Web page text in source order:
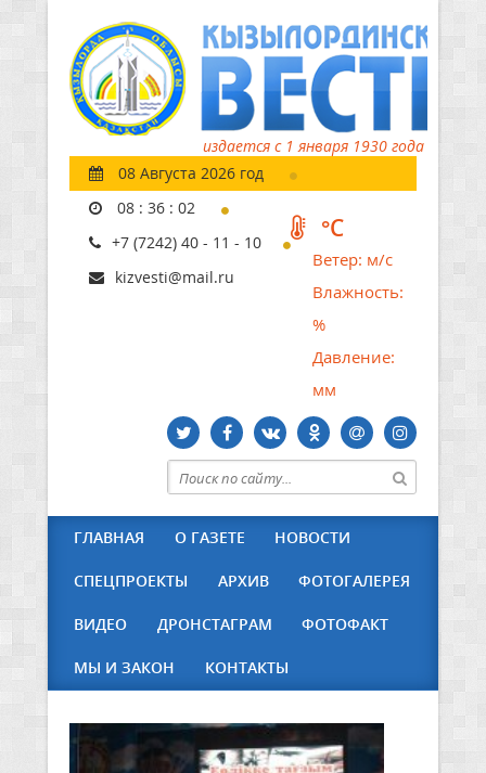
издается с 1 января 1930 года
08 Августа 2026 год
08 : 36 : 04
+7 (7242) 40 - 11 - 10
kizvesti@mail.ru
°C
Ветер: м/с
Влажность:
%
Давление:
мм
ГЛАВНАЯ О ГАЗЕТЕ НОВОСТИ
СПЕЦПРОЕКТЫ АРХИВ ФОТОГАЛЕРЕЯ
ВИДЕО ДРОНСТАГРАМ ФОТОФАКТ
МЫ И ЗАКОН КОНТАКТЫ